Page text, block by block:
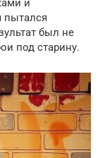
и
пытался
был не
под старину.